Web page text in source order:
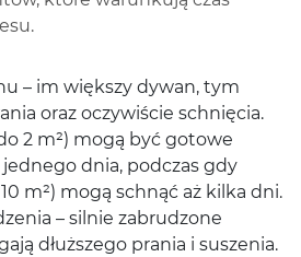
– im większy dywan, tym
oraz oczywiście schnięcia.
2 m²) mogą być gotowe
dnia, podczas gdy
m²) mogą schnąć aż kilka dni.
– silnie zabrudzone
dłuższego prania i suszenia.